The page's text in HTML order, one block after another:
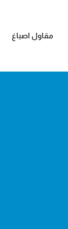
مقاول اصباغ